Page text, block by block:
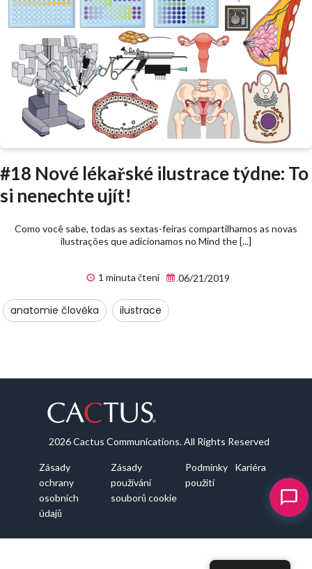
#18 Nové lékařské ilustrace týdne: To
si nenechte ujít!
Como você sabe, todas as sextas-feiras compartilhamos as novas
ilustrações que adicionamos no Mind the [...]
1 minuta čtení 06/21/2019
anatomie člověka ilustrace
2026 Cactus Communications. All Rights Reserved
Zásady
ochrany
osobních
údajů
Zásady
používání
souborů cookie
Podmínky
použití
Kariéra